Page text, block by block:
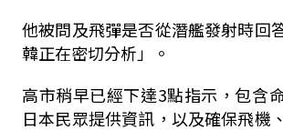
他被問及飛彈是否從潛艦發射時回
韓正在密切分析」。
高市稍早已經下達3點指示，包含
日本民眾提供資訊，以及確保飛機